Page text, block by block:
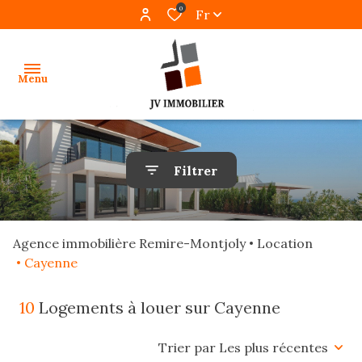
0 Fr
Menu
accueil
ventes
gestion
programmes
neufs
Filtrer
Agence immobilière Remire-Montjoly
Location
Cayenne
10 Logements à louer sur Cayenne
Trier par Les plus récentes